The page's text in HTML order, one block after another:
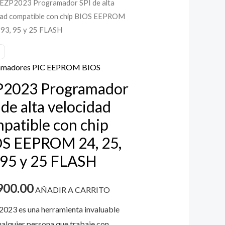
Programador SPI de alta
compatible con chip BIOS EEPROM
95 y 25 FLASH
PIC EEPROM BIOS
Programador
alta velocidad
con chip
EEPROM 24, 25,
y 25 FLASH
AÑADIR A CARRITO
es una herramienta invaluable